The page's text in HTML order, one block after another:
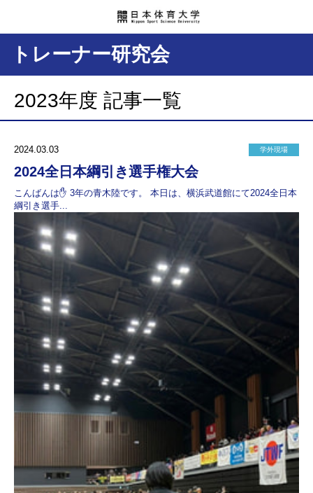
トレーナー研究会
2023年度 記事一覧
2024.03.03 学外現場
2024全日本綱引き選手権大会
こんばんは✋ 3年の青木陸です。 本日は、横浜武道館にて2024全日本
綱引き選手...